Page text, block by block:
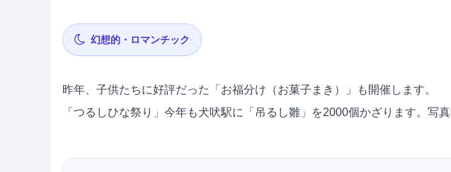
幻想的・ロマンチック
昨年、子供たちに好評だった「お福分け（お菓子まき）」も開催します。
「つるしひな祭り」今年も犬吠駅に「吊るし雛」を2000個かざります。写